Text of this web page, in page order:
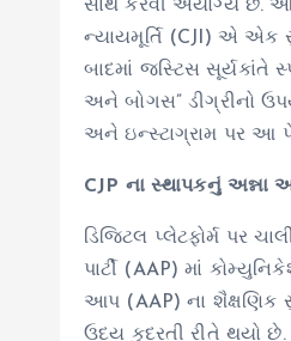
સાથે કરવી અયોગ્ય છે. આ
ન્યાયમૂર્તિ (CJI) એ એક
બાદમાં જસ્ટિસ સૂર્યકાંતે
અને બોગસ” ડીગ્રીનો
અને ઇન્સ્ટાગ્રામ પર આ
CJP ના સ્થાપકનું
ડિજિટલ પ્લેટફોર્મ પર
પાર્ટી (AAP) માં
આપ (AAP) ના શૈક્ષણિક
ઉદય કુદરતી રીતે થયો છે.